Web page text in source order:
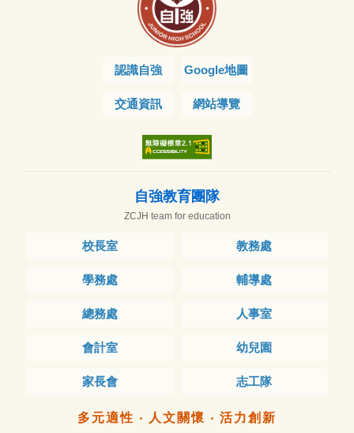
認識自強 Google地圖
交通資訊 網站導覽
自強教育團隊
ZCJH team for education
校長室 教務處
學務處 輔導處
總務處 人事室
會計室 幼兒園
家長會 志工隊
多元適性 ‧ 人文關懷 ‧ 活力創新